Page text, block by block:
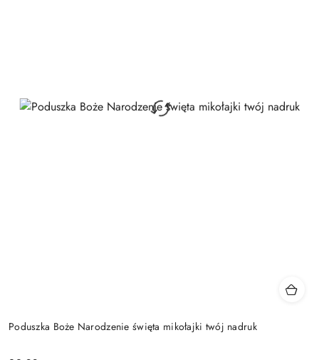
Poduszka Boże Narodzenie święta mikołajki twój nadruk